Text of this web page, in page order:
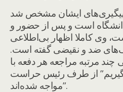
ایشان مشخص شد
است و پس از حضور و
وی کاملا اظهار بی‌اطلاعی
ضد و نقیضی گفته است.
چند مرتبه مراجعه هر دفعه با
از طرف رئیس حراست
مواجه شده‌اند”.